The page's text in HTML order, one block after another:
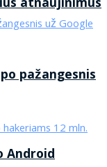
Android
pažangesnis